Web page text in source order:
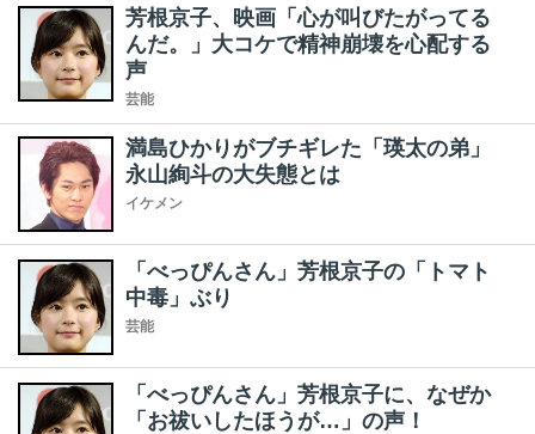
芳根京子、映画「心が叫びたがってる
んだ。」大コケで精神崩壊を心配する
声
芸能
満島ひかりがブチギレた「瑛太の弟」
永山絢斗の大失態とは
イケメン
「べっぴんさん」芳根京子の「トマト
中毒」ぶり
芸能
「べっぴんさん」芳根京子に、なぜか
「お祓いしたほうが…」の声！